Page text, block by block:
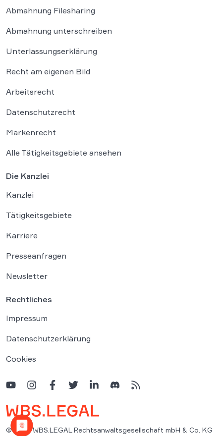
Abmahnung Filesharing
Abmahnung unterschreiben
Unterlassungserklärung
Recht am eigenen Bild
Arbeitsrecht
Datenschutzrecht
Markenrecht
Alle Tätigkeitsgebiete ansehen
Die Kanzlei
Kanzlei
Tätigkeitsgebiete
Karriere
Presseanfragen
Newsletter
Rechtliches
Impressum
Datenschutzerklärung
Cookies
© 2026 WBS.LEGAL Rechtsanwaltsgesellschaft mbH & Co. KG